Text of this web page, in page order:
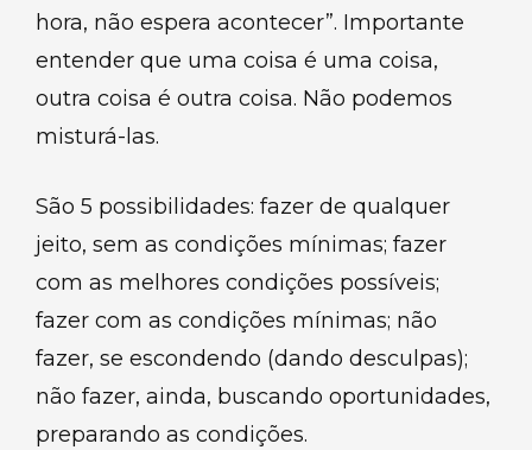
hora, não espera acontecer”. Importante
entender que uma coisa é uma coisa,
outra coisa é outra coisa. Não podemos
misturá-las.
São 5 possibilidades: fazer de qualquer
jeito, sem as condições mínimas; fazer
com as melhores condições possíveis;
fazer com as condições mínimas; não
fazer, se escondendo (dando desculpas);
não fazer, ainda, buscando oportunidades,
preparando as condições.